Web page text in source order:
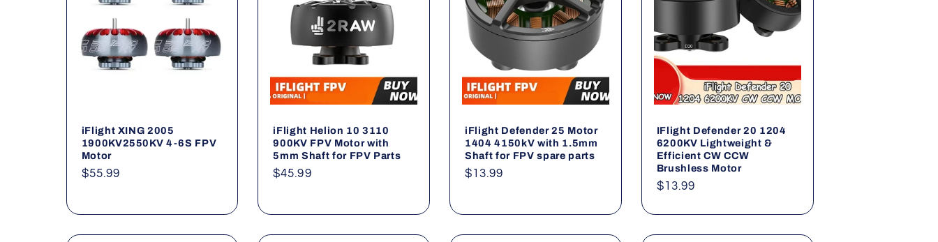
iFlight XING 2005
1900KV2550KV 4-6S FPV
Motor
Normaler
$55.99
iFlight Helion 10 3110
900KV FPV Motor with
5mm Shaft for FPV Parts
Normaler
$45.99
iFlight Defender 25 Motor
1404 4150kV with 1.5mm
Shaft for FPV spare parts
Normaler
$13.99
IFlight Defender 20 1204
6200KV Lightweight &
Efficient CW CCW
Brushless Motor
Normaler
$13.99